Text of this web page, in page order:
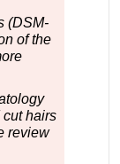
(DSM-
of the
cut hairs
review